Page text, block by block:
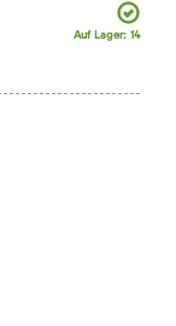
Auf Lager: 14